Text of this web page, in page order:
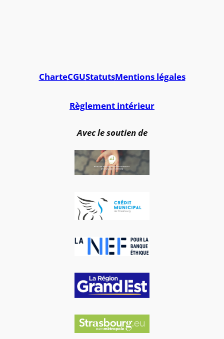
CharteCGUStatutsMentions légales
Règlement intérieur
Avec le soutien de